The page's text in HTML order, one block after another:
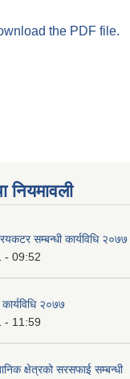
the PDF file.
नियमावली
सम्बन्धी कार्यविधि २०७७
- 09:52
२०७७
- 11:59
क्षेत्रको सरसफाई सम्बन्धी